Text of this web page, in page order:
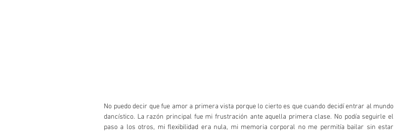
No puedo decir que fue amor a primera vista porque lo cierto es que cuando decidí entrar al mundo
dancístico. La razón principal fue mi frustración ante aquella primera clase. No podía seguirle el
paso a los otros, mi flexibilidad era nula, mi memoria corporal no me permitía bailar sin estar